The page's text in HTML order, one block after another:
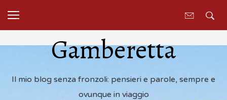
Gamberetta
Il mio blog senza fronzoli: pensieri e parole, sempre e
ovunque in viaggio